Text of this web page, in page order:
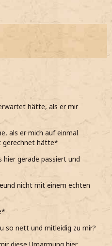
hätte, als er mir
als er mich auf einmal
gerechnet hätte*
gerade passiert und
nicht mit einem echten
so nett und mitleidig zu mir?